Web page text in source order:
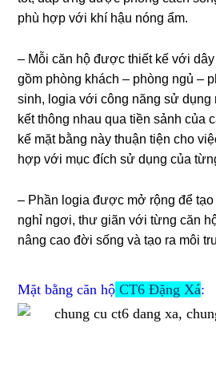
phù hợp với khí hậu nóng ẩm.
– Mỗi căn hộ được thiết kế với
gồm phòng khách – phòng ngủ –
sinh, logia với công năng sử
kết thông nhau qua tiền sảnh của
kế mặt bằng này thuận tiện cho
hợp với mục đích sử dụng của
– Phần logia được mở rộng để
nghỉ ngơi, thư giãn với từng căn
nâng cao đời sống và tạo ra môi
Mặt bằng căn hộ CT6 Đặng Xá: